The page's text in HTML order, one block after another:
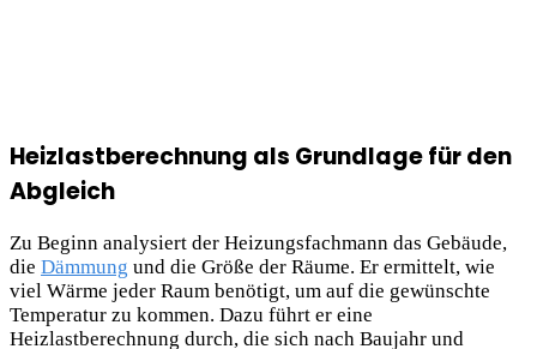
Heizlastberechnung als Grundlage für den
Abgleich
Zu Beginn analysiert der Heizungsfachmann das Gebäude,
die Dämmung und die Größe der Räume. Er ermittelt, wie
viel Wärme jeder Raum benötigt, um auf die gewünschte
Temperatur zu kommen. Dazu führt er eine
Heizlastberechnung durch, die sich nach Baujahr und